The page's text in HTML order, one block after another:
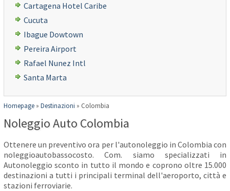
Cartagena Hotel Caribe
Cucuta
Ibague Dowtown
Pereira Airport
Rafael Nunez Intl
Santa Marta
Homepage » Destinazioni » Colombia
Noleggio Auto Colombia
Ottenere un preventivo ora per l'autonoleggio in Colombia con
noleggioautobassocosto. Com. siamo specializzati in
Autonoleggio sconto in tutto il mondo e coprono oltre 15.000
destinazioni a tutti i principali terminal dell'aeroporto, città e
stazioni ferroviarie.